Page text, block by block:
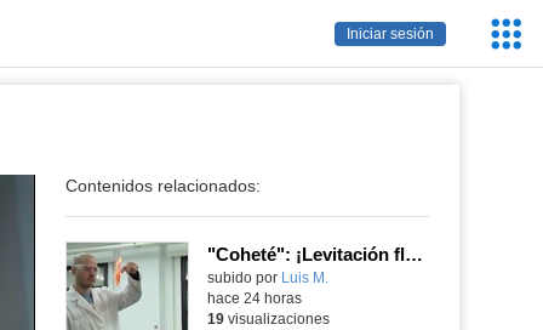
Iniciar sesión
Contenidos relacionados:
"Coheté": ¡Levitación flamígera!
Contenido educativo.
subido por Luis M.
hace 24 horas
19visualizaciones